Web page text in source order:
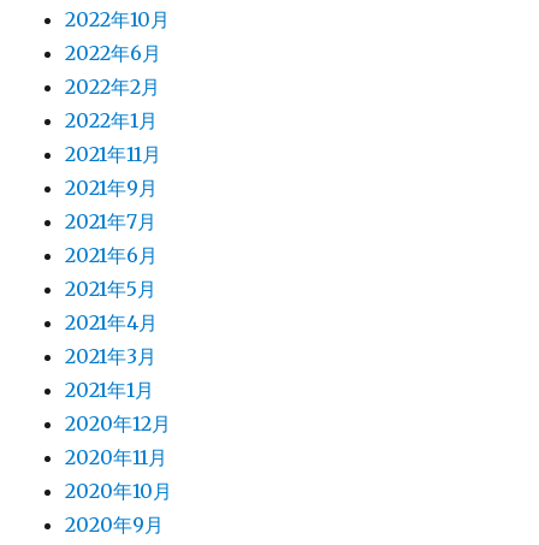
2022年10月
2022年6月
2022年2月
2022年1月
2021年11月
2021年9月
2021年7月
2021年6月
2021年5月
2021年4月
2021年3月
2021年1月
2020年12月
2020年11月
2020年10月
2020年9月